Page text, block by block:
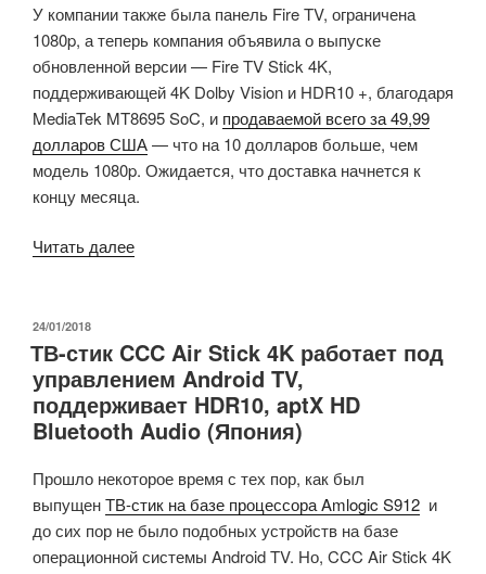
и
поддерживающей
HDR»
У компании также была панель Fire TV, ограничена
1080p, а теперь компания объявила о выпуске
обновленной версии — Fire TV Stick 4K,
поддерживающей 4K Dolby Vision и HDR10 +, благодаря
MediaTek MT8695 SoC, и продаваемой всего за 49,99
долларов США— что на 10 долларов больше, чем
модель 1080p. Ожидается, что доставка начнется к
концу месяца.
Читать далее«Amazon
Stick
4K
на
базе
MT8695
SoC,
стоимостью
50$»
ОПУБЛИКОВАНО
24/01/2018
ТВ-стик CCC Air Stick 4K работает под
управлением Android TV,
поддерживает HDR10, aptX HD
Bluetooth Audio (Япония)
Прошло некоторое время с тех пор, как был
выпущенТВ-стик на базе процессора Amlogic S912 и
до сих пор не было подобных устройств на базе
операционной системы Android TV. Но, CCC Air Stick 4K